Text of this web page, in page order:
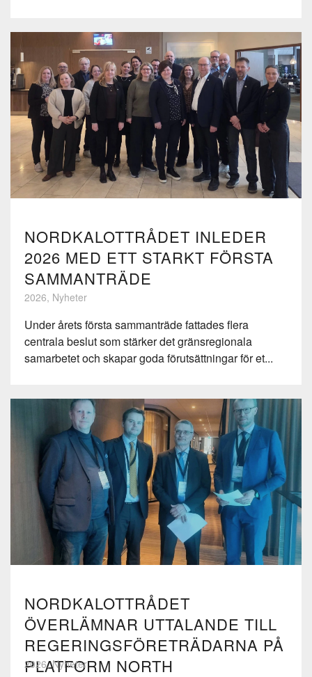
NORDKALOTTRÅDET INLEDER
2026 MED ETT STARKT FÖRSTA
SAMMANTRÄDE
2026, Nyheter
Under årets första sammanträde fattades flera
centrala beslut som stärker det gränsregionala
samarbetet och skapar goda förutsättningar för et...
NORDKALOTTRÅDET
ÖVERLÄMNAR UTTALANDE TILL
REGERINGSFÖRETRÄDARNA PÅ
PLATFORM NORTH
2026, Nyheter